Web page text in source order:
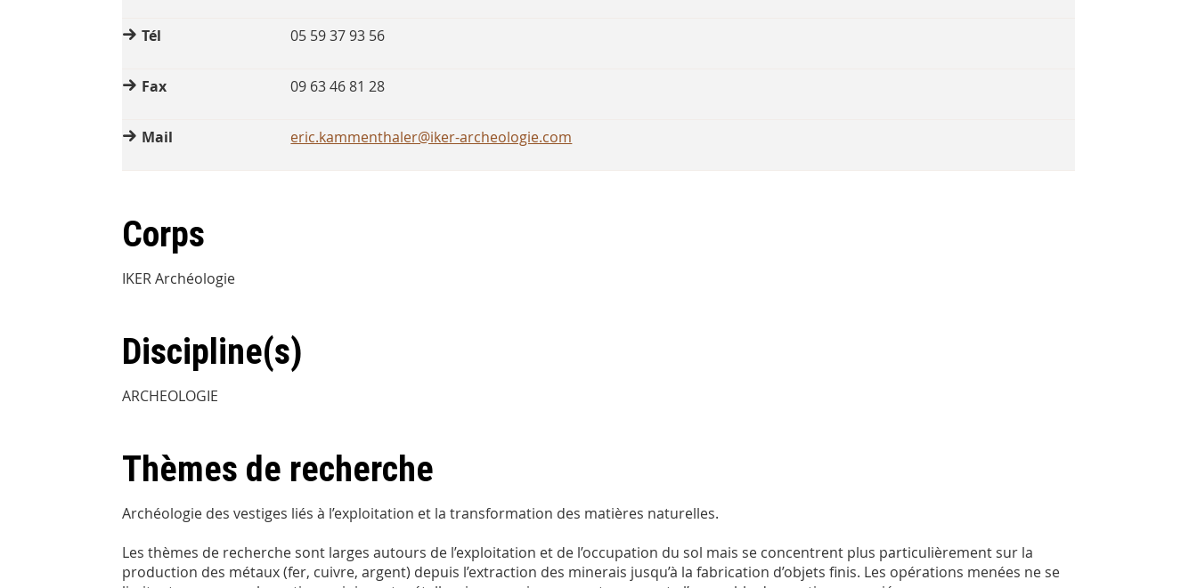
Tél 05 59 37 93 56
Fax 09 63 46 81 28
Mail eric.kammenthaler@iker-archeologie.com
Corps
IKER Archéologie
Discipline(s)
ARCHEOLOGIE
Thèmes de recherche
Archéologie des vestiges liés à l’exploitation et la transformation des matières naturelles.
Les thèmes de recherche sont larges autours de l’exploitation et de l’occupation du sol mais se concentrent plus particulièrement sur la
production des métaux (fer, cuivre, argent) depuis l’extraction des minerais jusqu’à la fabrication d’objets finis. Les opérations menées ne se